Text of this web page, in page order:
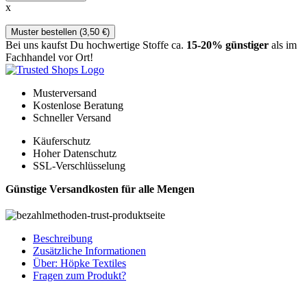
x
Muster bestellen (3,50 €)
Bei uns kaufst Du hochwertige Stoffe ca. 15-20% günstiger als im
Fachhandel vor Ort!
Musterversand
Kostenlose Beratung
Schneller Versand
Käuferschutz
Hoher Datenschutz
SSL-Verschlüsselung
Günstige Versandkosten für alle Mengen
Beschreibung
Zusätzliche Informationen
Über: Höpke Textiles
Fragen zum Produkt?